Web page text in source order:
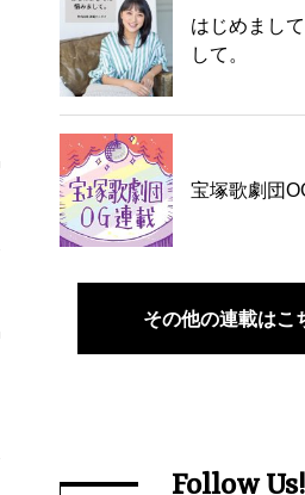
はじめまし
して。
宝塚歌劇団
その他の連載はこ
Follow Us!